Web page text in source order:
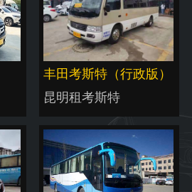
丰田考斯特（行政版）
昆明租考斯特